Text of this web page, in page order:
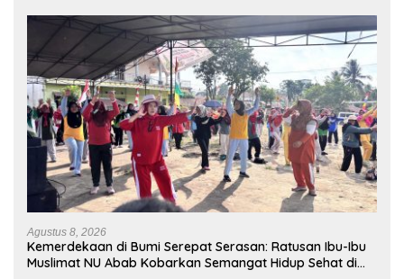
Agustus 8, 2026
Kemerdekaan di Bumi Serepat Serasan: Ratusan Ibu-Ibu
Muslimat NU Abab Kobarkan Semangat Hidup Sehat di